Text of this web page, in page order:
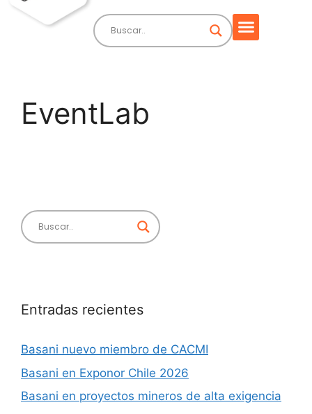
EventLab
Entradas recientes
Basani nuevo miembro de CACMI
Basani en Exponor Chile 2026
Basani en proyectos mineros de alta exigencia